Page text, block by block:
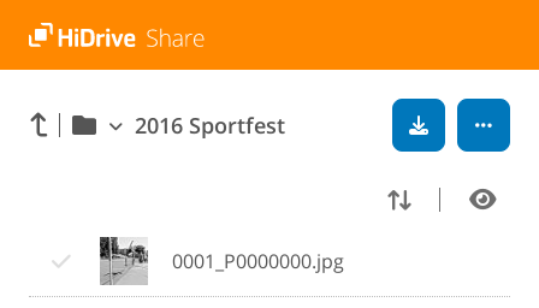
2016 Sportfest
0001_P0000000.jpg